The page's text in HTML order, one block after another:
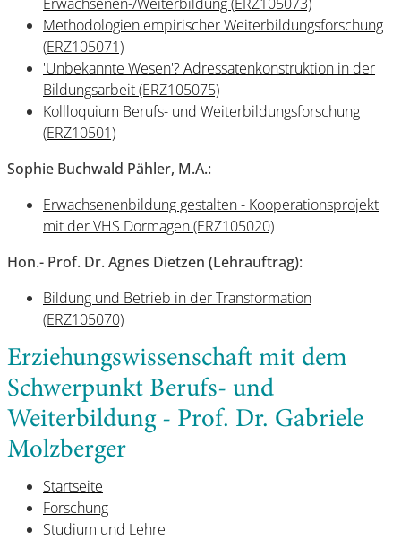
Methodologien empirischer Weiterbildungsforschung
(ERZ105071)
'Unbekannte Wesen'? Adressatenkonstruktion in der
Bildungsarbeit (ERZ105075)
Kollloquium Berufs- und Weiterbildungsforschung
(ERZ10501)
Sophie Buchwald Pähler, M.A.:
Erwachsenenbildung gestalten - Kooperationsprojekt
mit der VHS Dormagen (ERZ105020)
Hon.- Prof. Dr. Agnes Dietzen (Lehrauftrag):
Bildung und Betrieb in der Transformation
(ERZ105070)
Erziehungswissenschaft mit dem
Schwerpunkt Berufs- und
Weiterbildung - Prof. Dr. Gabriele
Molzberger
Startseite
Forschung
Studium und Lehre